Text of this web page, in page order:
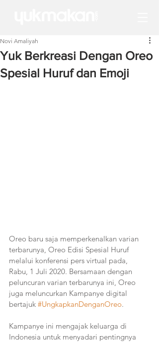
Yuk Berkreasi Dengan Oreo
Spesial Huruf dan Emoji
Novi Amaliyah
Oreo baru saja memperkenalkan varian
terbarunya, Oreo Edisi Spesial Huruf
melalui konferensi pers virtual pada,
Rabu, 1 Juli 2020. Bersamaan dengan
peluncuran varian terbarunya ini, Oreo
juga meluncurkan Kampanye digital
bertajuk #UngkapkanDenganOreo.
Kampanye ini mengajak keluarga di
Indonesia untuk menyadari pentingnya